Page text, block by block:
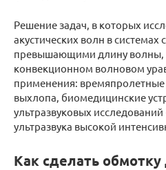
Решение задач, в которых
акустических волн в
превышающими длину волны,
конвекционном волновом
применения:
выхлопа, биомедицинские
ультразвуковых
ультразвука высокой
Как сделать